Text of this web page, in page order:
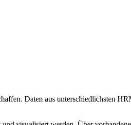
Daten aus unterschiedlichsten